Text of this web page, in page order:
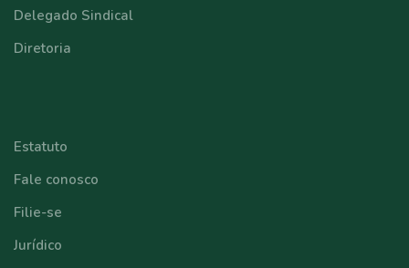
Delegado Sindical
Diretoria
Estatuto
Fale conosco
Filie-se
Jurídico